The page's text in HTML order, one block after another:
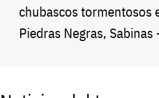
chubascos tormentosos
Piedras Negras, Sabinas